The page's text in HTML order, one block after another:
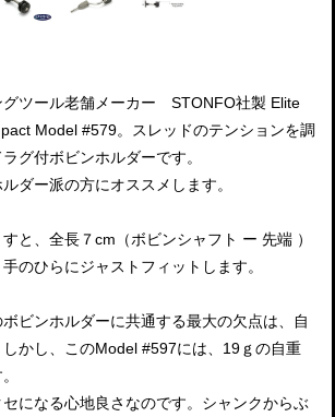
グツール老舗メーカー STONFO社製 Elite
Model #579。スレッドのテンションを調
グ付ボビンホルダーです。
ダー派の方にオススメします。
と、全長７cm（ボビンシャフト ー 先端 ）
のひらにジャストフィットします。
ビンホルダーに共通する最大の欠点は、自
かし、このModel #597には、19ｇの自重
になる心地良さなのです。シャンクからぶ